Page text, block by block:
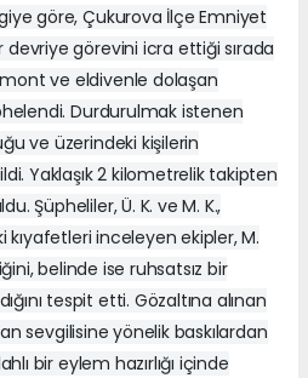
göre, Çukurova İlçe Emniyet
devriye görevini icra ettiği sırada
ve eldivenle dolaşan
Durdurulmak istenen
ve üzerindeki kişilerin
Yaklaşık 2 kilometrelik takipten
Şüpheliler, Ü. K. ve M. K.,
kıyafetleri inceleyen ekipler, M.
belinde ise ruhsatsız bir
tespit etti. Gözaltına alınan
sevgilisine yönelik baskılardan
bir eylem hazırlığı içinde